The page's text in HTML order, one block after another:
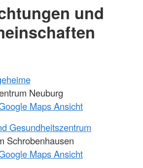
und
Neuburg
Maps Ansicht
Gesundheitszentrum
Schrobenhausen
Maps Ansicht